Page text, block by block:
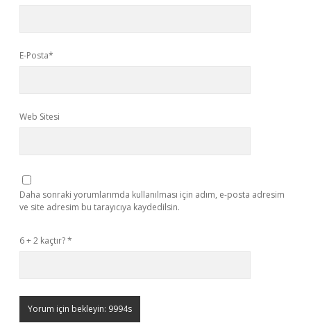
E-Posta*
Web Sitesi
Daha sonraki yorumlarımda kullanılması için adım, e-posta adresim
ve site adresim bu tarayıcıya kaydedilsin.
6 + 2 kaçtır?*